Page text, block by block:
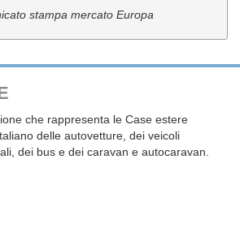
stampa mercato Europa
che rappresenta le Case estere
delle autovetture, dei veicoli
dei bus e dei caravan e autocaravan.